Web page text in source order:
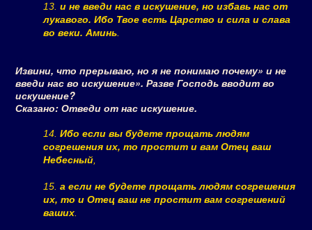
13. и не введи нас в искушение, но избавь нас от
лукавого. Ибо Твое есть Царство и сила и слава
во веки. Аминь
Извини, что прерываю, но я не понимаю почему» и не
введи нас во искушение». Разве Господь вводит во
искушение?
Сказано: Отведи от нас искушение.
14. Ибо если вы будете прощать людям
согрешения их, то простит и вам Отец ваш
Небесный
15. а если не будете прощать людям согрешения
их, то и Отец ваш не простит вам согрешений
ваших